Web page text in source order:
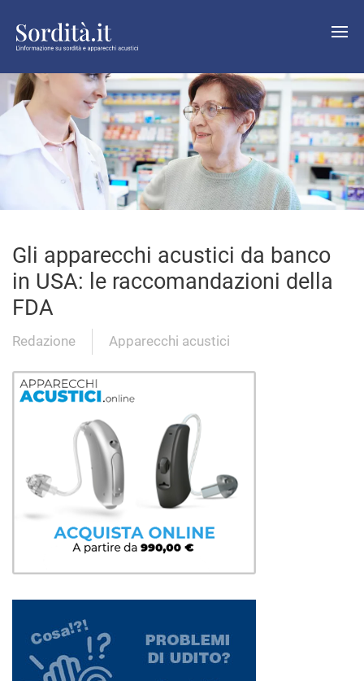
Gli apparecchi acustici da banco
in USA: le raccomandazioni della
FDA
Redazione Apparecchi acustici